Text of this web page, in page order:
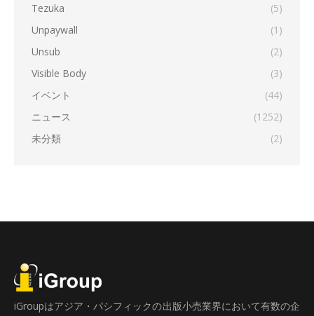
Tezuka
(5)
Unpaywall
(1)
Unsub
(2)
Visible Body
(3)
イベント
(44)
ニュース
(1252)
未分類
(2)
iGroupはアジア・パシフィックの出版小売業界において有数の企